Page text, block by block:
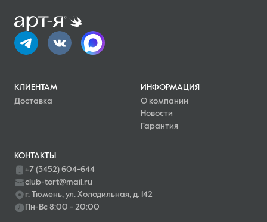
КЛИЕНТАМ
Доставка
ИНФОРМАЦИЯ
О компании
Новости
Гарантия
КОНТАКТЫ
+7 (3452) 604-644
club-tort@mail.ru
г. Тюмень, ул. Холодильная, д. 142
Пн-Вс 8:00 - 20:00